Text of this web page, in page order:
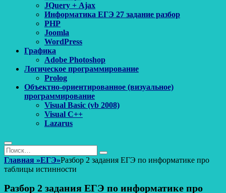
JQuery + Ajax
Информатика ЕГЭ 27 задание разбор
PHP
Joomla
WordPress
Графика
Adobe Photoshop
Логическое программирование
Prolog
Объектно-ориентированное (визуальное)
программирование
Visual Basic (vb 2008)
Visual C++
Lazarus
Поиск
Найти:
Поиск
Главная »ЕГЭ»Разбор 2 задания ЕГЭ по информатике про
таблицы истинности
Разбор 2 задания ЕГЭ по информатике про